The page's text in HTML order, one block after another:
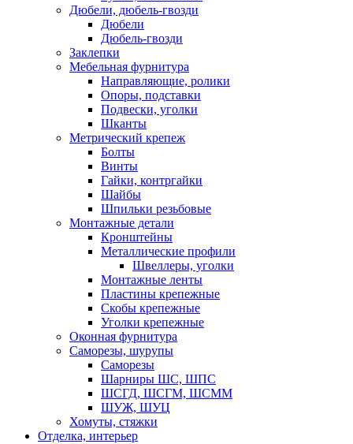
Дюбели, дюбель-гвозди
Дюбели
Дюбель-гвозди
Заклепки
Мебельная фурнитура
Направляющие, ролики
Опоры, подставки
Подвески, уголки
Шканты
Метрический крепеж
Болты
Винты
Гайки, контргайки
Шайбы
Шпильки резьбовые
Монтажные детали
Кронштейны
Металлические профили
Швеллеры, уголки
Монтажные ленты
Пластины крепежные
Скобы крепежные
Уголки крепежные
Оконная фурнитура
Саморезы, шурупы
Саморезы
Шарниры ШС, ШПС
ШСГД, ШСГМ, ШСММ
ШУЖ, ШУЦ
Хомуты, стяжки
Отделка, интерьер